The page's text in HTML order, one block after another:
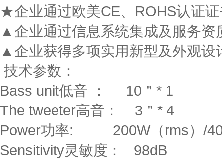
★企业通过欧美CE、ROHS认证
▲企业通过信息系统集成及服务资
▲企业获得多项实用新型及外观
技术参数：
Bass unit低音 ： 10＂* 1
The tweeter高音： 3＂* 4
Power功率: 200W（rms）/
Sensitivity灵敏度： 98dB